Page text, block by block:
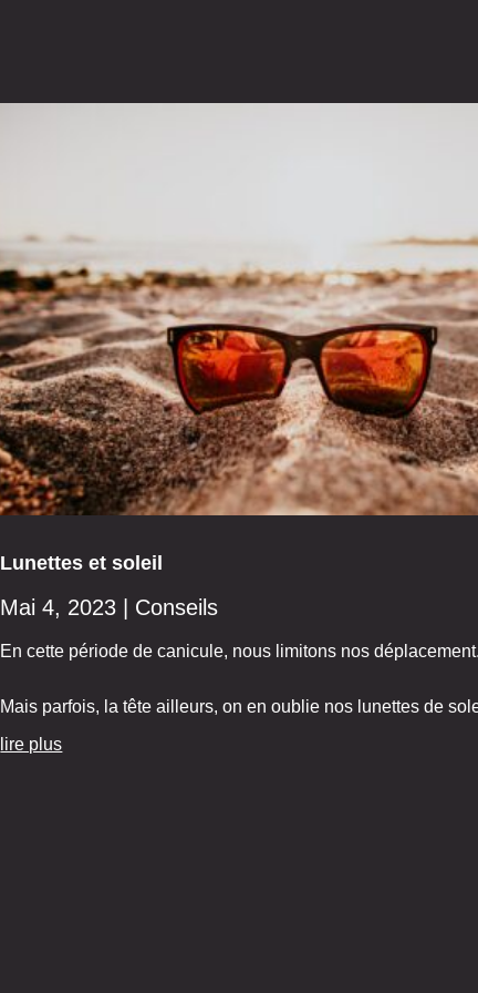
Lunettes et soleil
Mai 4, 2023 Conseils
En cette période de canicule, nous limitons nos déplacement.
Mais parfois, la tête ailleurs, on en oublie nos lunettes de
lire plus